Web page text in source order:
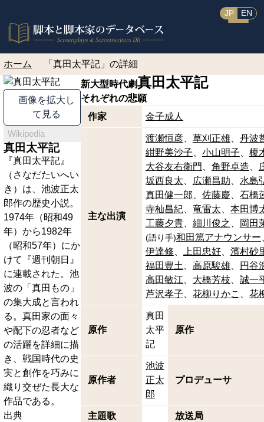
JP EN
ホーム 「真田太平記」の詳細
画像を拡大し
て見る
Wikipedia
真田太平記
『真田太平記』
（さなだたいへい
き）は、池波正太
郎作の歴史小説。
1974年（昭和49
年）から1982年
（昭和57年）にか
けて『週刊朝日』
に連載された。池
波の「真田もの」
の集大成と言われ
る。真田家の面々
や配下の忍者など
の活躍を詳細に描
き、戦国時代の史
実と創作を巧みに
織り交ぜた長大な
作品である。
出典
新大型時代劇真田太平記
それぞれの悲願
作家
金子成人
主な出演
渡瀬恒彦 草刈正雄
丹波
紺野美沙子
小山明子
榎
大谷友右衛門
角野卓造
坂西良太
広瀬昌助
水島
真田健一郎
佐藤慶
石橋
寺杣昌紀
竜雷太
本田博
工藤夕貴
細川俊之 岡田
(語り手)和田篤アナウンサー
伊達修
上田忠好
濱村砂
福田豊土
高原駿雄
円谷
高田敏江
大橋芳枝
誠一
芦沢孝子
花柳りかこ 花
原作
真田
太平
記
原作
原作者
池波
正太
郎
プロデューサ
主題歌 放送局